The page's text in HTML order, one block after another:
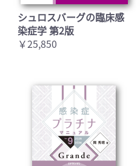
シュロスバーグの臨床感
染症学 第2版
￥25,850